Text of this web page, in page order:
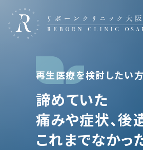
再生医療を検討したい
諦めていた
痛みや症状、後
これまでなかっ